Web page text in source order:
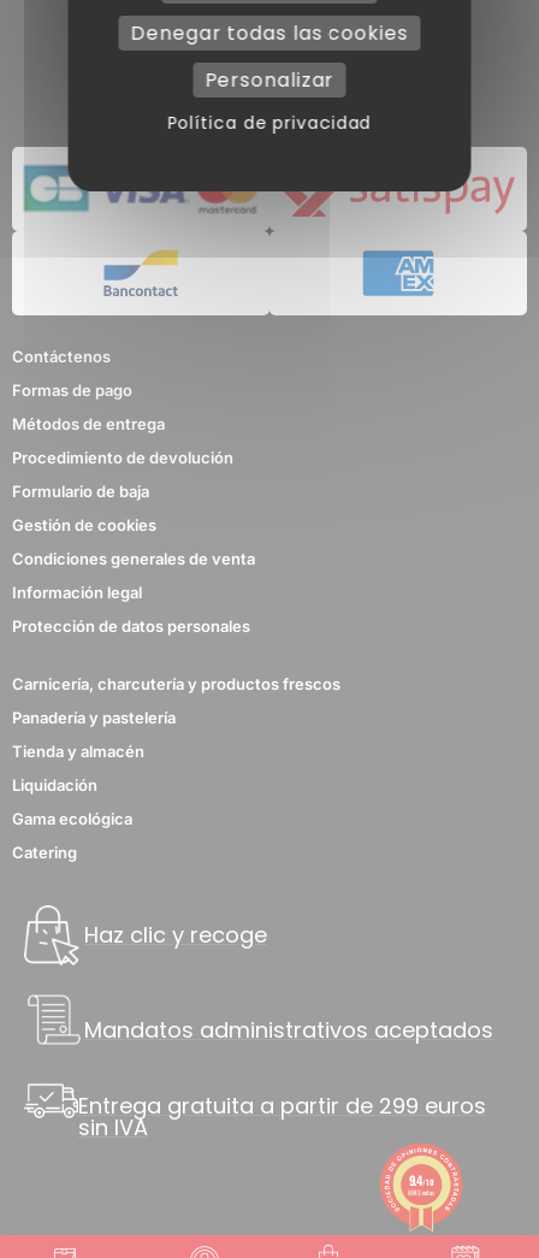
Contáctenos
Formas de pago
Métodos de entrega
Procedimiento de devolución
Formulario de baja
Gestión de cookies
Condiciones generales de venta
Información legal
Protección de datos personales
Carnicería, charcutería y productos frescos
Panadería y pastelería
Tienda y almacén
Liquidación
Gama ecológica
Catering
Haz clic y recoge
Mandatos administrativos aceptados
Entrega gratuita a partir de 299 euros
sin IVA
9.4/10
8843 notas
Denegar todas las cookies
Personalizar
Política de privacidad